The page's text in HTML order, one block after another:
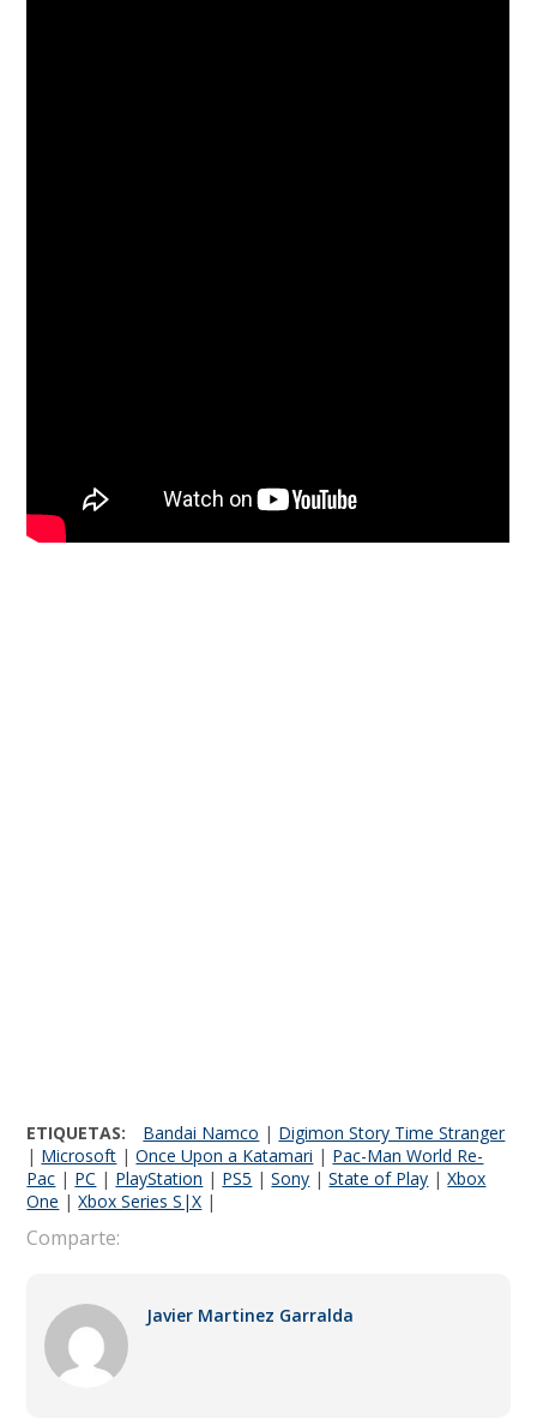
ETIQUETAS: Bandai Namco | Digimon Story Time Stranger
| Microsoft |Once Upon a Katamari | Pac-Man World Re-
Pac | PC | PlayStation | PS5 |Sony |State of Play |Xbox
One |Xbox Series S|X |
Comparte:
Javier Martinez Garralda